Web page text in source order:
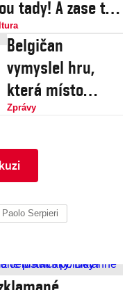
tady! A zase ti
Belgičan
vymyslel hru,
která místo
Pokémonů loví
zemi slaví
úspěch
Zprávy
Paolo Serpieri